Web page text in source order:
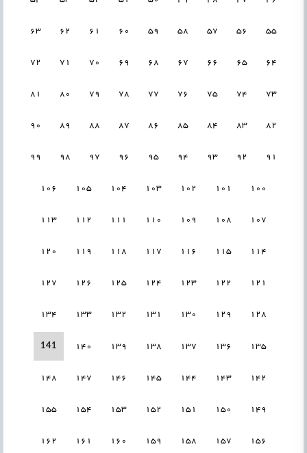
55
56
57
58
59
60
61
62
63
64
65
66
67
68
69
70
71
72
73
74
75
76
77
78
79
80
81
82
83
84
85
86
87
88
89
90
91
92
93
94
95
96
97
98
99
100
101
102
103
104
105
106
107
108
109
110
111
112
113
114
115
116
117
118
119
120
121
122
123
124
125
126
127
128
129
130
131
132
133
134
135
136
137
138
139
140
141
142
143
144
145
146
147
148
149
150
151
152
153
154
155
156
157
158
159
160
161
162